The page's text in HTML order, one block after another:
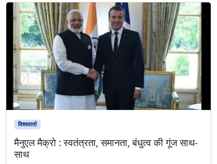
विश्ववार्ता
मैनुएल मैक्रो : स्वतंत्रता, समानता, बंधुत्व की गूंज साथ-
साथ